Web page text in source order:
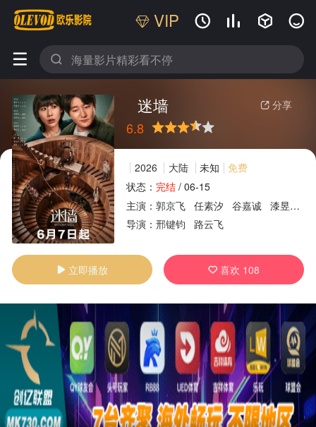
VIP    
 
 分享
迷墙
6.8
很差较差还行推荐力荐
2026 大陆 未知
免费
状态： 完结/ 06-15
主演： 郭京飞 任素汐 谷嘉诚 漆昱辰
导演： 邢键钧 路云飞
 立即播放  喜欢 108
广告